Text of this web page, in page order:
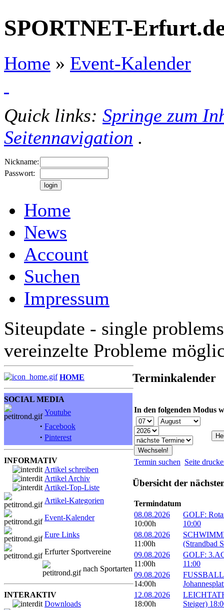
SPORTNET-
Home » Event-Kalender
Quick links: Springe zum
Seitennavigation .
Nickname:
Passwort:
Home
News
Account
Suchen
Impressum
Siteupdate - single
vereinzelte Probleme
HOME
SOCIAL MEDIA
Youtube
· Facebook
· Pinterest
INFORMATIV
Artikel schreiben
Artikel Archiv
Artikel-Top-Liste
Artikel-Kategorien
Event-Kalender
Eure Links
Erfurter Sportvereine
nach Sportarten
INTERAKTIV
Downloads
Terminkalender
In den folgenden Modus
Termin suchen Seite
Übersicht der
Termindatum
08.08.2026
10:00h
GOLF:
10:00
08.08.2026
11:00h
(Strandbad
09.08.2026
11:00h
GOLF:
11:00
09.08.2026
14:00h
12.08.2026
18:00h
Steiger)